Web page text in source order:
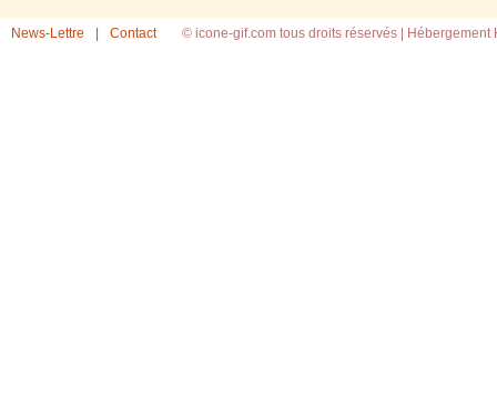
News-Lettre Contact © icone-gif.com tous droits réservés | Hébergement